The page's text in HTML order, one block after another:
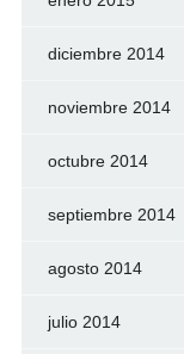
diciembre 2014
noviembre 2014
octubre 2014
septiembre 2014
agosto 2014
julio 2014